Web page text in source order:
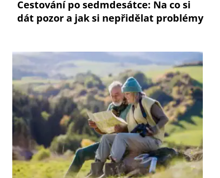
Cestování po sedmdesátce: Na co si
dát pozor a jak si nepřidělat problémy